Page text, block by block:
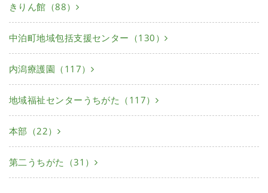
きりん館（88）
中泊町地域包括支援センター（130）
内潟療護園（117）
地域福祉センターうちがた（117）
本部（22）
第二うちがた（31）